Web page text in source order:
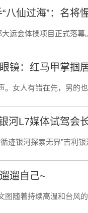
“八仙过海”：名将
运会体操项目正式落幕
镜：红马甲掌掴居
。女人有错在先，男的
河L7媒体试驾会
迹银河探索无界”吉利银
遛自己~
随着持续高温和台风